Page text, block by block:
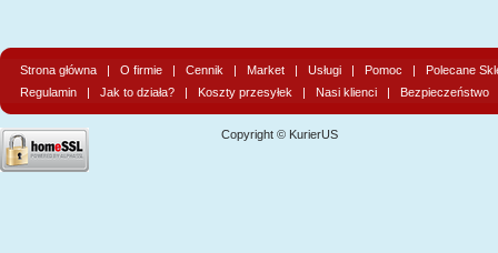
Strona główna | O firmie | Cennik | Market | Usługi | Pomoc | Polecane
Regulamin | Jak to działa? | Koszty przesyłek | Nasi klienci | Bezpieczeństwo
Copyright © KurierUS